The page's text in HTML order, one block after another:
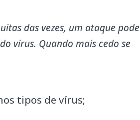
das vezes, um ataque pode
vírus. Quando mais cedo se
tipos de vírus;